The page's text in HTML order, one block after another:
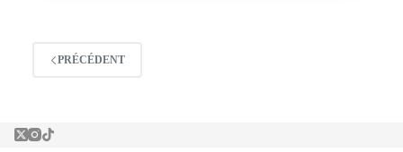
PRÉCÉDENT